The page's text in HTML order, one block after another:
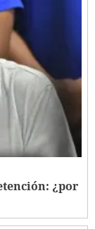
¿por